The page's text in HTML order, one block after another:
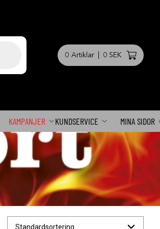
0 Artiklar 0 SEK
KAMPANJER KUNDSERVICE MINA SIDOR